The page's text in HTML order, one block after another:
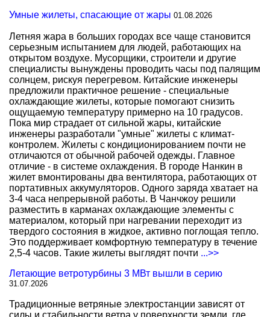
Умные жилеты, спасающие от жары 01.08.2026
Летняя жара в больших городах все чаще становится
серьезным испытанием для людей, работающих на
открытом воздухе. Мусорщики, строители и другие
специалисты вынуждены проводить часы под палящим
солнцем, рискуя перегревом. Китайские инженеры
предложили практичное решение - специальные
охлаждающие жилеты, которые помогают снизить
ощущаемую температуру примерно на 10 градусов.
Пока мир страдает от сильной жары, китайские
инженеры разработали "умные" жилеты с климат-
контролем. Жилеты с кондиционированием почти не
отличаются от обычной рабочей одежды. Главное
отличие - в системе охлаждения. В городе Нанкин в
жилет вмонтированы два вентилятора, работающих от
портативных аккумуляторов. Одного заряда хватает на
3-4 часа непрерывной работы. В Чанчжоу решили
разместить в карманах охлаждающие элементы с
материалом, который при нагревании переходит из
твердого состояния в жидкое, активно поглощая тепло.
Это поддерживает комфортную температуру в течение
2,5-4 часов. Такие жилеты выглядят почти ...>>
Летающие ветротурбины 3 МВт вышли в серию
31.07.2026
Традиционные ветряные электростанции зависят от
силы и стабильности ветра у поверхности земли, где